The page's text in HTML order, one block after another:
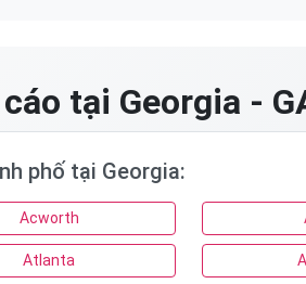
tại Georgia -
phố tại Georgia:
Acworth
Atlanta